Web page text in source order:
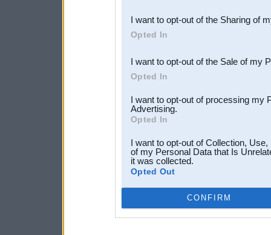
Downstream Participants
third parties.
I want to opt-out of the Sharing of
Opted In
I want to opt-out of the Sale of my
Opted In
I want to opt-out of processing my
Advertising.
Opted In
I want to opt-out of Collection,
of my Personal Data that Is
it was collected.
Opted Out
CONFIRM